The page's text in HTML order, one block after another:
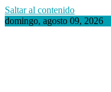
Saltar al contenido
domingo, agosto 09, 2026